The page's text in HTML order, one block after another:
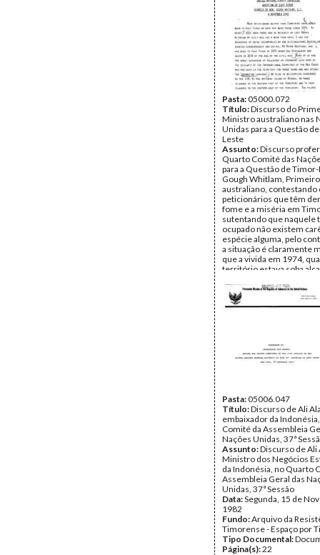
Pasta:05000.072
Título:Discurso do
Ministro australiano nas
Unidas para a Questão
Leste
Assunto:Discurso
Quarto Comité das
para a Questão de
Gough Whitlam,
australiano, contestando
peticionários que têm
fome e a miséria em
sutentando que naquele
ocupado não existem
espécie alguma, pelo
a situação é claramente
que a vivida em 1974,
território estava soba
Data:Segunda, 8 de
1982
Fundo:Arquivo da
Pasta:05006.047
Título:Discurso de Ali
embaixador da
Comité da Assembleia
Nações Unidas, 37ª
Assunto:Discurso de Ali
Ministro dos Negócios
da Indonésia, no Quarto
Assembleia Geral das
Unidas, 37ª Sessão
Data:Segunda, 15 de
1982
Fundo:Arquivo da
Timorense - Espaço por
Tipo Documental:
Página(s):22